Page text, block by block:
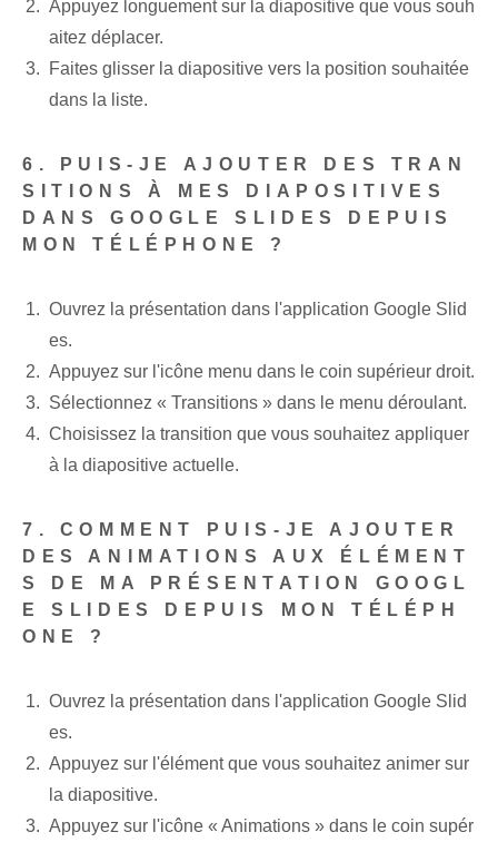
Appuyez longuement sur la diapositive que vous souh
aitez déplacer.
Faites glisser la diapositive vers la position souhaitée
dans la liste.
6. PUIS-JE AJOUTER DES TRAN
SITIONS À MES DIAPOSITIVES
DANS GOOGLE SLIDES DEPUIS
MON TÉLÉPHONE ?
Ouvrez la présentation dans l'application Google Slid
es.
Appuyez⁢ sur l'icône ⁢menu‌ dans le coin supérieur⁢ droit.
Sélectionnez « Transitions » dans le menu déroulant.
Choisissez la transition que vous souhaitez appliquer
à la diapositive actuelle.
7. COMMENT PUIS-JE AJOUTER
DES ANIMATIONS AUX ÉLÉMENT
S DE MA PRÉSENTATION GOOGL
E SLIDES DEPUIS MON TÉLÉPH
ONE ?
Ouvrez la présentation ‌dans l'application⁤ Google ⁢Slid
es.
Appuyez sur l'élément que vous souhaitez animer sur
la diapositive.
Appuyez sur l'icône « Animations » dans le coin supér